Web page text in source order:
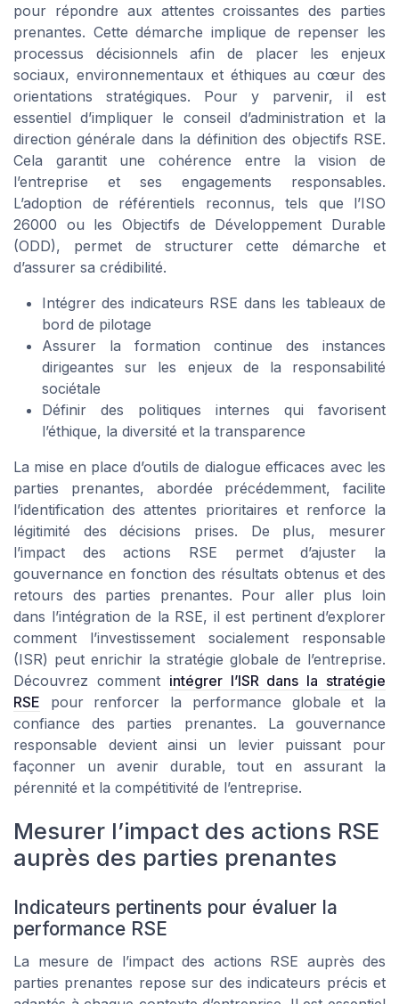
pour répondre aux attentes croissantes des parties
prenantes. Cette démarche implique de repenser les
processus décisionnels afin de placer les enjeux
sociaux, environnementaux et éthiques au cœur des
orientations stratégiques. Pour y parvenir, il est
essentiel d’impliquer le conseil d’administration et la
direction générale dans la définition des objectifs RSE.
Cela garantit une cohérence entre la vision de
l’entreprise et ses engagements responsables.
L’adoption de référentiels reconnus, tels que l’ISO
26000 ou les Objectifs de Développement Durable
(ODD), permet de structurer cette démarche et
d’assurer sa crédibilité.
Intégrer des indicateurs RSE dans les tableaux de
bord de pilotage
Assurer la formation continue des instances
dirigeantes sur les enjeux de la responsabilité
sociétale
Définir des politiques internes qui favorisent
l’éthique, la diversité et la transparence
La mise en place d’outils de dialogue efficaces avec les
parties prenantes, abordée précédemment, facilite
l’identification des attentes prioritaires et renforce la
légitimité des décisions prises. De plus, mesurer
l’impact des actions RSE permet d’ajuster la
gouvernance en fonction des résultats obtenus et des
retours des parties prenantes. Pour aller plus loin
dans l’intégration de la RSE, il est pertinent d’explorer
comment l’investissement socialement responsable
(ISR) peut enrichir la stratégie globale de l’entreprise.
Découvrez comment intégrer l’ISR dans la stratégie
RSE pour renforcer la performance globale et la
confiance des parties prenantes. La gouvernance
responsable devient ainsi un levier puissant pour
façonner un avenir durable, tout en assurant la
pérennité et la compétitivité de l’entreprise.
Mesurer l’impact des actions RSE
auprès des parties prenantes
Indicateurs pertinents pour évaluer la
performance RSE
La mesure de l’impact des actions RSE auprès des
parties prenantes repose sur des indicateurs précis et